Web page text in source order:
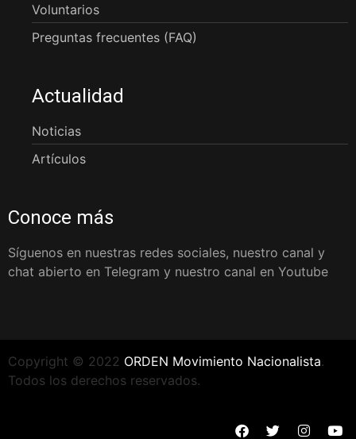
Voluntarios
Preguntas frecuentes (FAQ)
Actualidad
Noticias
Artículos
Conoce más
Síguenos en nuestras redes sociales, nuestro canal y
chat abierto en Telegram y nuestro canal en Youtube
Copyright © 2022 ORDEN Movimiento Nacionalista.
Todos los derechos reservados.